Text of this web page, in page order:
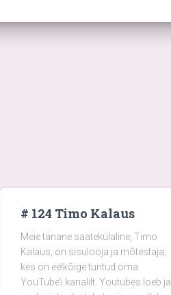
# 124 Timo Kalaus
Meie tänane saatekülaline, Timo
Kalaus, on sisulooja ja mõtestaja,
kes on eelkõige tuntud oma
YouTube’i kanalilt. Youtubes loeb ja